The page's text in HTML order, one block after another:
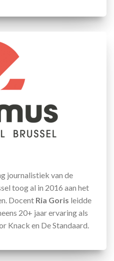
journalistiek van de
toog al in 2016 aan het
Docent Ria Goris leidde
20+ jaar ervaring als
Knack en De Standaard.